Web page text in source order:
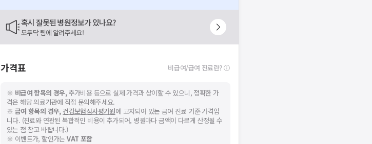
혹시 잘못된 병원정보가 있나요?
모두닥 팀에 알려주세요!
가격표 비급여/급여 진료란?
※ 비급여 항목의 경우,추가비용 등으로 실제 가격과 상이할 수 있으니, 정확한 가
격은 해당 의료기관에 직접 문의해주세요.
※ 급여 항목의 경우, 건강보험심사평가원에 고지되어 있는 급여 진료 기준 가격입
니다. (진료와 연관된 복합적인 비용이 추가되어, 병원마다 금액이 다르게 산정될 수
있는 점 참고 바랍니다.)
※ 이벤트가, 할인가는VAT 포함